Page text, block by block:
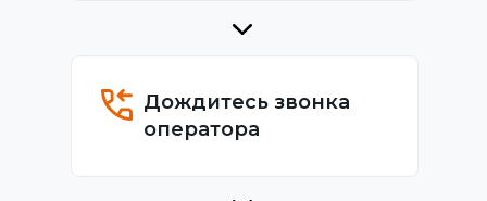
Дождитесь звонка
оператора